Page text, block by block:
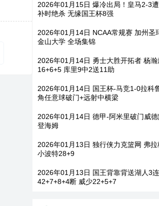
2026年01月15日 爆冷出局！皇马2-3
补时绝杀 无缘国王杯8强
2026年01月14日 NCAA常规赛 加州圣
金山大学 全场集锦
2026年01月14日 勇士大胜开拓者 杨
16+6+5 库里9中2送11助
2026年01月14日 国王杯-马竞1-0拉科
角任意球破门+远射中横梁
2026年01月14日 德甲-阿米里破门威
登海姆
2026年01月13日 独行侠力克篮网 弗
小波特28+9
2026年01月13日 国王背靠背送湖人3
42+7+8+4断 威少22+5+7